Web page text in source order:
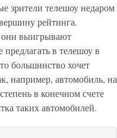
зрители телешоу недаром
рейтинга.
они выигрывают
в телешоу в
большинство хочет
например, автомобиль, на
в конечном счете
таких автомобилей.